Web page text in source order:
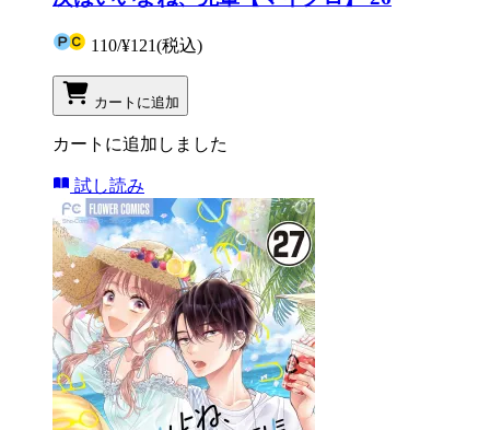
110/¥121(税込)
カートに追加
カートに追加しました
試し読み